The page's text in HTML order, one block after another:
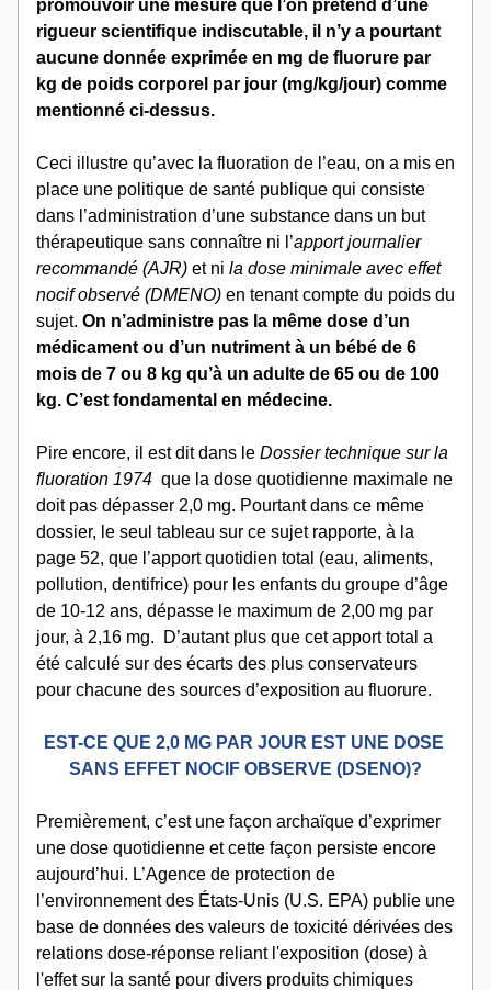
promouvoir une mesure que l’on prétend d’une
rigueur scientifique indiscutable, il n’y a pourtant
aucune donnée exprimée en mg de fluorure par
kg de poids corporel par jour (mg/kg/jour) comme
mentionné ci-dessus.
Ceci illustre qu’avec la fluoration de l’eau, on a mis en
place une politique de santé publique qui consiste
dans l’administration d’une substance dans un but
thérapeutique sans connaître ni l’apport journalier
recommandé (AJR) et ni la dose minimale avec effet
nocif observé (DMENO) en tenant compte du poids du
sujet. On n’administre pas la même dose d’un
médicament ou d’un nutriment à un bébé de 6
mois de 7 ou 8 kg qu’à un adulte de 65 ou de 100
kg. C’est fondamental en médecine.
Pire encore, il est dit dans le Dossier technique sur la
fluoration 1974 que la dose quotidienne maximale ne
doit pas dépasser 2,0 mg. Pourtant dans ce même
dossier, le seul tableau sur ce sujet rapporte, à la
page 52, que l’apport quotidien total (eau, aliments,
pollution, dentifrice) pour les enfants du groupe d’âge
de 10-12 ans, dépasse le maximum de 2,00 mg par
jour, à 2,16 mg.  D’autant plus que cet apport total a
été calculé sur des écarts des plus conservateurs
pour chacune des sources d’exposition au fluorure.
EST-CE QUE 2,0 MG PAR JOUR EST UNE DOSE
SANS EFFET NOCIF OBSERVE (DSENO)?
Premièrement, c’est une façon archaïque d’exprimer
une dose quotidienne et cette façon persiste encore
aujourd’hui. L’Agence de protection de
l’environnement des États-Unis (U.S. EPA) publie une
base de données des valeurs de toxicité dérivées des
relations dose-réponse reliant l'exposition (dose) à
l'effet sur la santé pour divers produits chimiques